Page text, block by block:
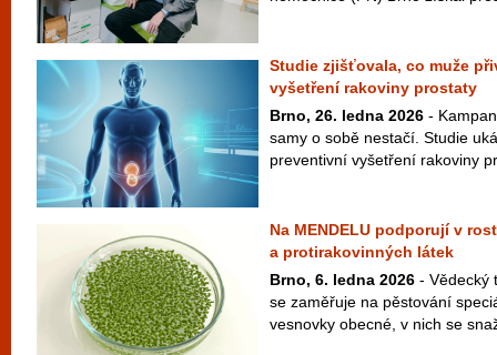
Studie zjišťovala, co muže
vyšetření rakoviny prostaty
Brno, 26. ledna 2026 -
samy o sobě nestačí. Studie
preventivní vyšetření rakoviny
Na MENDELU podporují v
a protirakovinných látek
Brno, 6. ledna 2026 - Vědecký
se zaměřuje na pěstování
vesnovky obecné, v nich se